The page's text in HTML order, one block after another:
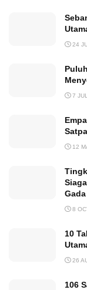
24
7
12
8
10
26
106